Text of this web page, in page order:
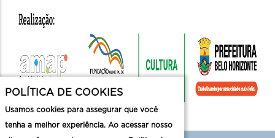
POLÍTICA DE COOKIES
Usamos cookies para assegurar que você
tenha a melhor experiência. Ao acessar nosso